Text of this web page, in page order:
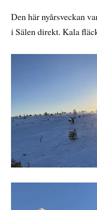
Den här nyårsveckan
i Sälen direkt. Kala